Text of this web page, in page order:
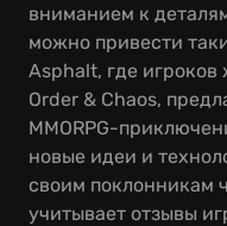
вниманием к
можно привести
Asphalt, где
Order & Chaos,
MMORPG-
новые идеи и
своим поклонникам
учитывает отзывы